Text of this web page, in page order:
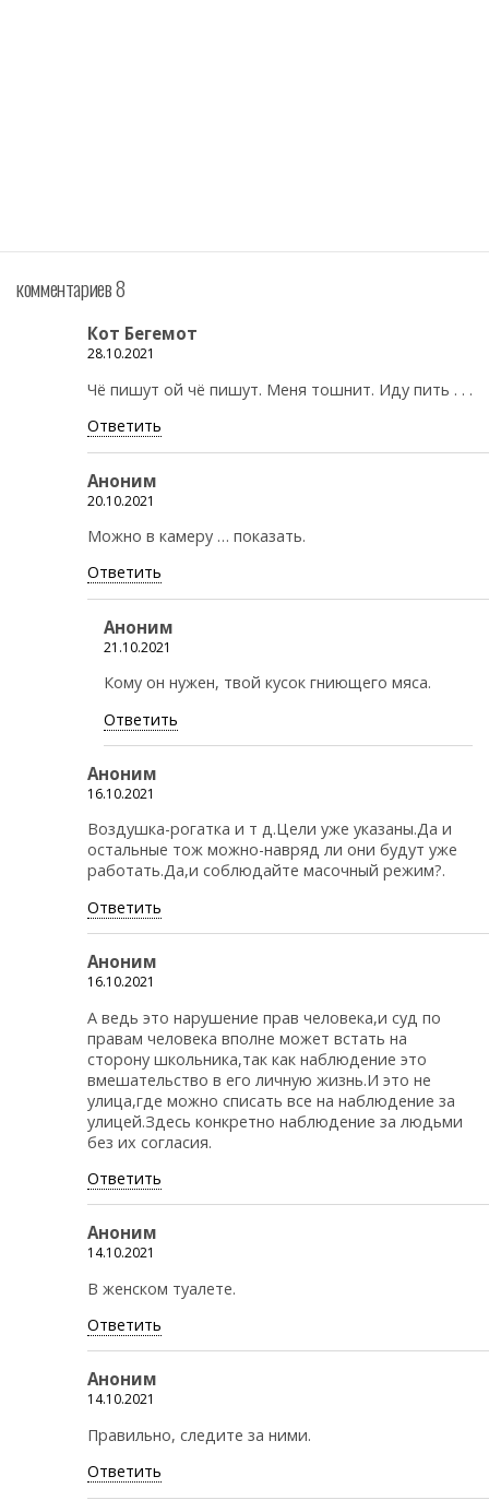
комментариев 8
Кот Бегемот
28.10.2021
Чё пишут ой чё пишут. Меня тошнит. Иду пить . . .
Ответить
Аноним
20.10.2021
Можно в камеру … показать.
Ответить
Аноним
21.10.2021
Кому он нужен, твой кусок гниющего мяса.
Ответить
Аноним
16.10.2021
Воздушка-рогатка и т д.Цели уже указаны.Да и
остальные тож можно-навряд ли они будут уже
работать.Да,и соблюдайте масочный режим?.
Ответить
Аноним
16.10.2021
А ведь это нарушение прав человека,и суд по
правам человека вполне может встать на
сторону школьника,так как наблюдение это
вмешательство в его личную жизнь.И это не
улица,где можно списать все на наблюдение за
улицей.Здесь конкретно наблюдение за людьми
без их согласия.
Ответить
Аноним
14.10.2021
В женском туалете.
Ответить
Аноним
14.10.2021
Правильно, следите за ними.
Ответить